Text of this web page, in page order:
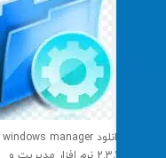
دانلود windows manager